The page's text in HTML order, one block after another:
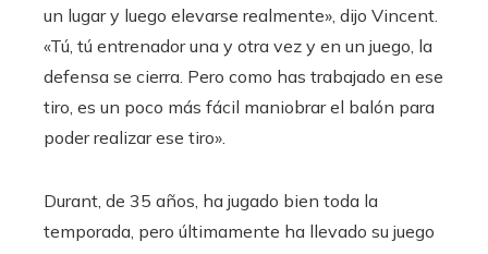
un lugar y luego elevarse realmente», dijo Vincent.
«Tú, tú entrenador una y otra vez y en un juego, la
defensa se cierra. Pero como has trabajado en ese
tiro, es un poco más fácil maniobrar el balón para
poder realizar ese tiro».
Durant, de 35 años, ha jugado bien toda la
temporada, pero últimamente ha llevado su juego